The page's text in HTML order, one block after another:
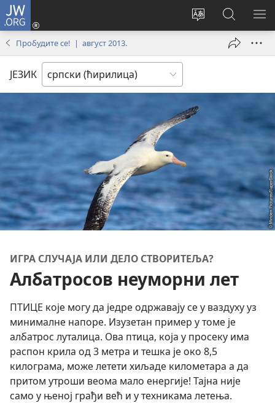
JW.ORG
Промени
Пријава
(отвара
Претрага
сајта
JW.ORG
Пробудите се! | август 2013.
ЈЕЗИК
ИГРА СЛУЧАЈА ИЛИ ДЕЛО СТВОРИТЕЉА?
Албатросов неуморни лет
ПТИЦЕ које могу да једре одржавају се у ваздуху уз
минималне напоре. Изузетан пример у томе је
албатрос луталица. Ова птица, која у просеку има
распон крила од 3 метра и тешка је око 8,5
килограма, може летети хиљаде километара а да
притом утроши веома мало енергије! Тајна није
само у њеној грађи већ и у техникама летења.